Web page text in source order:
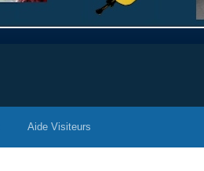
Aide Visiteurs